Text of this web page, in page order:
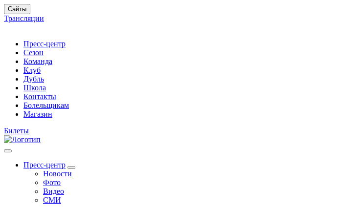
Сайты
Трансляции
Пресс-центр
Сезон
Команда
Клуб
Дубль
Школа
Контакты
Болельщикам
Магазин
Билеты
Пресс-центр
Новости
Фото
Видео
СМИ